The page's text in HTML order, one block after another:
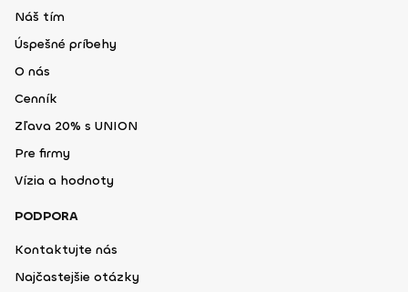
Náš tím
Úspešné príbehy
O nás
Cenník
Zľava 20% s UNION
Pre firmy
Vízia a hodnoty
PODPORA
Kontaktujte nás
Najčastejšie otázky